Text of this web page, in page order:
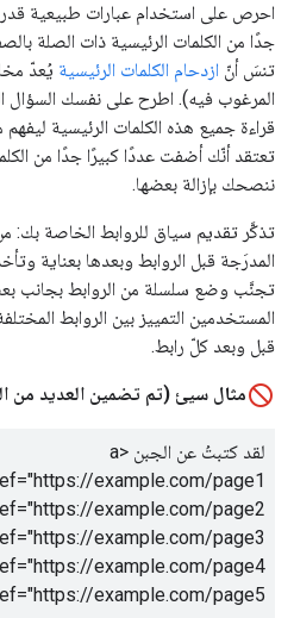
احرص على استخدام عبارات طبيعية
جدًا من الكلمات الرئيسية ذات الصلة
تنسَ أنّ ازدحام الكلمات الرئيسية يُعدّ
المرغوب فيه). اطرح على نفسك السؤال
قراءة جميع هذه الكلمات الرئيسية
تعتقد أنّك أضفت عددًا كبيرًا جدًا من
ننصحك بإزالة بعضها.
تذكَّر تقديم سياق للروابط الخاصة بك:
المدرَجة قبل الروابط وبعدها بعناية
تجنَّب وضع سلسلة من الروابط بجانب
المستخدمين التمييز بين الروابط
قبل وبعد كلّ رابط.
مثال سيئ (تم تضمين العديد من
لقد كتبتُ عن الجبن
<a
example.com/page1">
example.com/page2">
example.com/page3">
example.com/page4">
example.com/page5">